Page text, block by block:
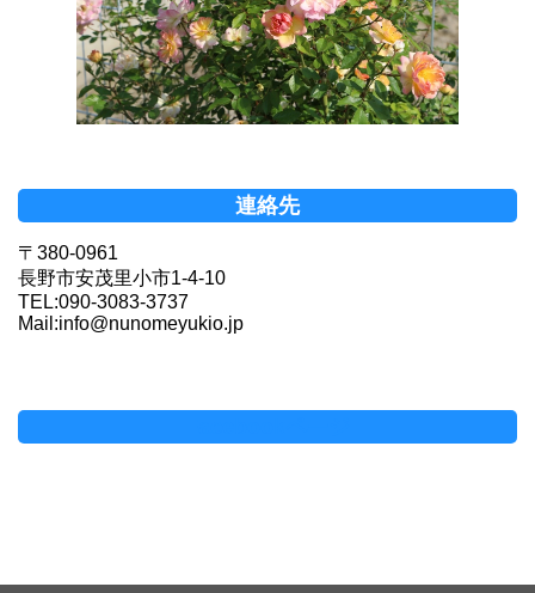
連絡先
〒380-0961
長野市安茂里小市1-4-10
TEL:090-3083-3737
Mail:info@nunomeyukio.jp